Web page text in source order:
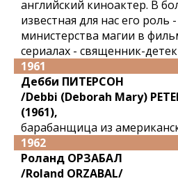
английский киноактер. В
известная для нас его роль
министерства магии в
сериалах - священник-
1961
Дебби ПИТЕРСОН
/Debbi (Deborah Mary)
(1961),
барабанщица из
1962
Роланд ОРЗАБАЛ
/Roland ORZABAL/